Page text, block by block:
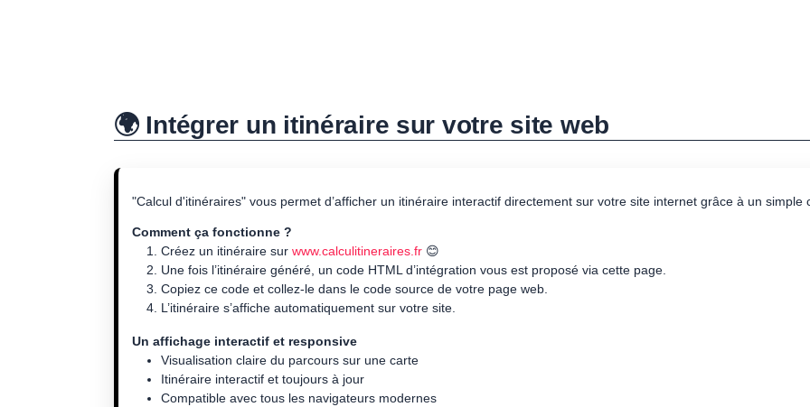
🌍 Intégrer un itinéraire sur votre site web
"Calcul d'itinéraires" vous permet d’afficher un itinéraire interactif directement sur votre site internet grâce à un simple
Comment ça fonctionne ?
Créez un itinéraire sur www.calculitineraires.fr 😊
Une fois l’itinéraire généré, un code HTML d’intégration vous est proposé via cette page.
Copiez ce code et collez-le dans le code source de votre page web.
L’itinéraire s’affiche automatiquement sur votre site.
Un affichage interactif et responsive
Visualisation claire du parcours sur une carte
Itinéraire interactif et toujours à jour
Compatible avec tous les navigateurs modernes